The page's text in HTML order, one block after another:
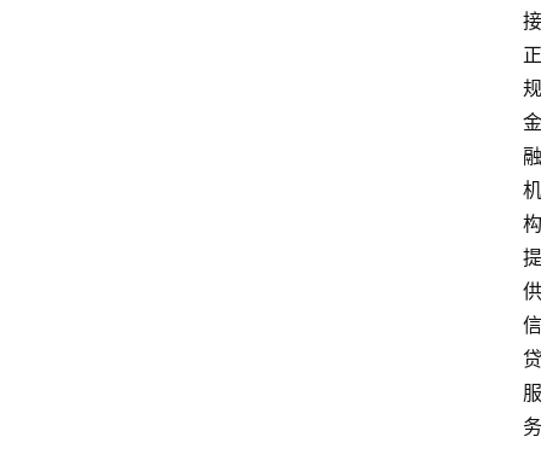
接
正
规
金
融
机
构
提
供
信
贷
服
务